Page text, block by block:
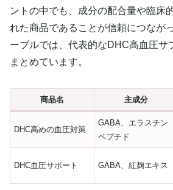
ントの中でも、成分の配合量や臨床
れた商品であることが信頼につなが
ーブルでは、代表的なDHC高血圧サ
まとめています。
商品名 主成分
DHC高めの血圧対策
GABA、エラスチン
ペプチド
DHC血圧サポート GABA、紅麹エキス